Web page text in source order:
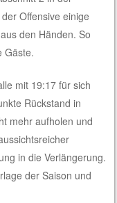
Offensive einige
den Händen. So
Gäste.
mit 19:17 für sich
Rückstand in
mehr aufholen und
in die Verlängerung.
der Saison und